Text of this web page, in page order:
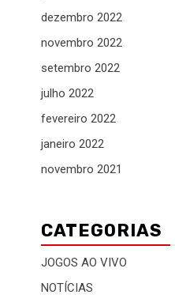
dezembro 2022
novembro 2022
setembro 2022
julho 2022
fevereiro 2022
janeiro 2022
novembro 2021
CATEGORIAS
JOGOS AO VIVO
NOTÍCIAS